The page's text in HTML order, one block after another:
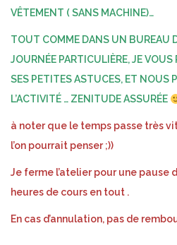
VÊTEMENT ( SANS MACHINE)…
TOUT COMME DANS UN BUREAU
JOURNÉE PARTICULIÈRE, JE
SES PETITES ASTUCES, ET NOUS
L’ACTIVITÉ … ZENITUDE ASSURÉE
à noter que le temps passe très
l’on pourrait penser ;))
Je ferme l’atelier pour une pause
heures de cours en tout .
En cas d’annulation, pas de